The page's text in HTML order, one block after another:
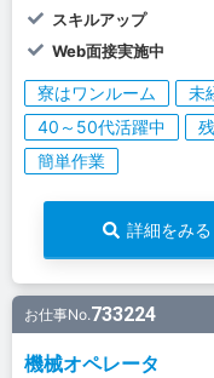
スキルアップ
Web面接実施中
寮はワンルーム 未
40～50代活躍中
簡単作業
詳細をみる
お仕事No.733224
機械オペレータ